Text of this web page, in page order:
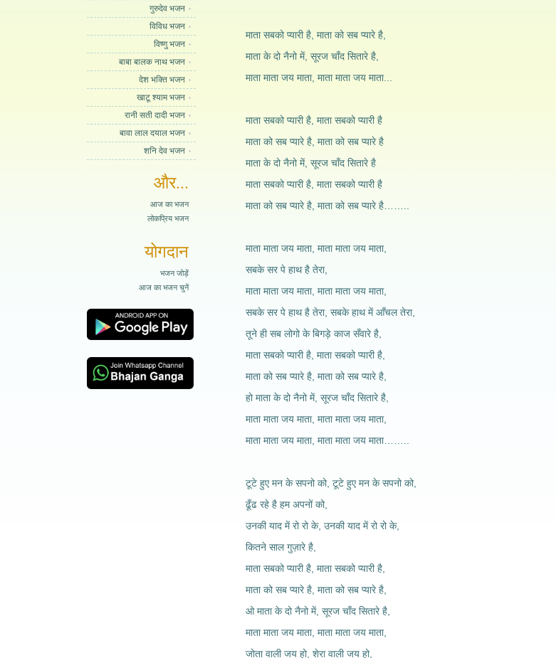
गुरुदेव भजन
विविध भजन
विष्णु भजन
बाबा बालक नाथ भजन
देश भक्ति भजन
खाटू श्याम भजन
रानी सती दादी भजन
बावा लाल दयाल भजन
शनि देव भजन
और...
आज का भजन
लोकप्रिय भजन
योगदान
भजन जोड़ें
आज का भजन चुनें
माता सबको प्यारी है, माता को सब प्यारे है,
माता के दो नैनो में, सूरज चाँद सितारे है,
माता माता जय माता, माता माता जय माता...
माता सबको प्यारी है, माता सबको प्यारी है
माता को सब प्यारे है, माता को सब प्यारे है
माता के दो नैनो में, सूरज चाँद सितारे है
माता सबको प्यारी है, माता सबको प्यारी है
माता को सब प्यारे है, माता को सब प्यारे है……..
माता माता जय माता, माता माता जय माता,
सबके सर पे हाथ है तेरा,
माता माता जय माता, माता माता जय माता,
सबके सर पे हाथ है तेरा, सबके हाथ में आँचल तेरा,
तूने ही सब लोगो के बिगड़े काज सँवारे है,
माता सबको प्यारी है, माता सबको प्यारी है,
माता को सब प्यारे है, माता को सब प्यारे है,
हो माता के दो नैनो में, सूरज चाँद सितारे है,
माता माता जय माता, माता माता जय माता,
माता माता जय माता, माता माता जय माता……..
टूटे हुए मन के सपनो को, टूटे हुए मन के सपनो को,
ढूँढ रहे है हम अपनों को,
उनकी याद में रो रो के, उनकी याद में रो रो के,
कितने साल गुज़ारे है,
माता सबको प्यारी है, माता सबको प्यारी है,
माता को सब प्यारे है, माता को सब प्यारे है,
ओ माता के दो नैनो में, सूरज चाँद सितारे है,
माता माता जय माता, माता माता जय माता,
जोता वाली जय हो, शेरा वाली जय हो,